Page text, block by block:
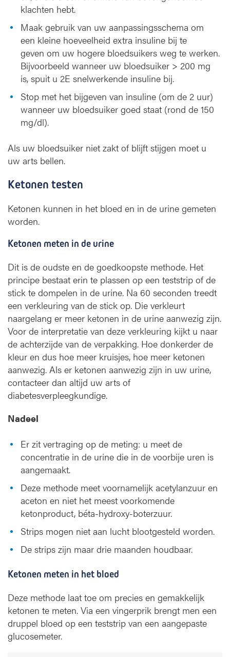
klachten hebt.
Maak gebruik van uw aanpassingsschema om
een kleine hoeveelheid extra insuline bij te
geven om uw hogere bloedsuikers weg te werken.
Bijvoorbeeld wanneer uw bloedsuiker > 200 mg
is, spuit u 2E snelwerkende insuline bij.
Stop met het bijgeven van insuline (om de 2 uur)
wanneer uw bloedsuiker goed staat (rond de 150
mg/dl).
Als uw bloedsuiker niet zakt of blijft stijgen moet u
uw arts bellen.
Ketonen testen
Ketonen kunnen in het bloed en in de urine gemeten
worden.
Ketonen meten in de urine
Dit is de oudste en de goedkoopste methode. Het
principe bestaat erin te plassen op een teststrip of de
stick te dompelen in de urine. Na 60 seconden treedt
een verkleuring van de stick op. Die verkleurt
naargelang er meer ketonen in de urine aanwezig zijn.
Voor de interpretatie van deze verkleuring kijkt u naar
de achterzijde van de verpakking. Hoe donkerder de
kleur en dus hoe meer kruisjes, hoe meer ketonen
aanwezig. Als er ketonen aanwezig zijn in uw urine,
contacteer dan altijd uw arts of
diabetesverpleegkundige.
Nadeel
Er zit vertraging op de meting: u meet de
concentratie in de urine die in de voorbije uren is
aangemaakt.
Deze methode meet voornamelijk acetylanzuur en
aceton en niet het meest voorkomende
ketonproduct, béta-hydroxy-boterzuur.
Strips mogen niet aan lucht blootgesteld worden.
De strips zijn maar drie maanden houdbaar.
Ketonen meten in het bloed
Deze methode laat toe om precies en gemakkelijk
ketonen te meten. Via een vingerprik brengt men een
druppel bloed op een teststrip van een aangepaste
glucosemeter.